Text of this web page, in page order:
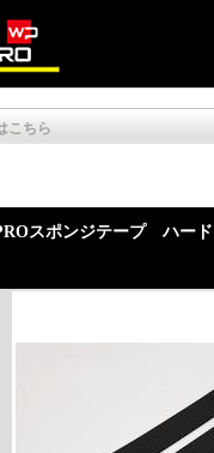
こちら
スポンジテープ ハー